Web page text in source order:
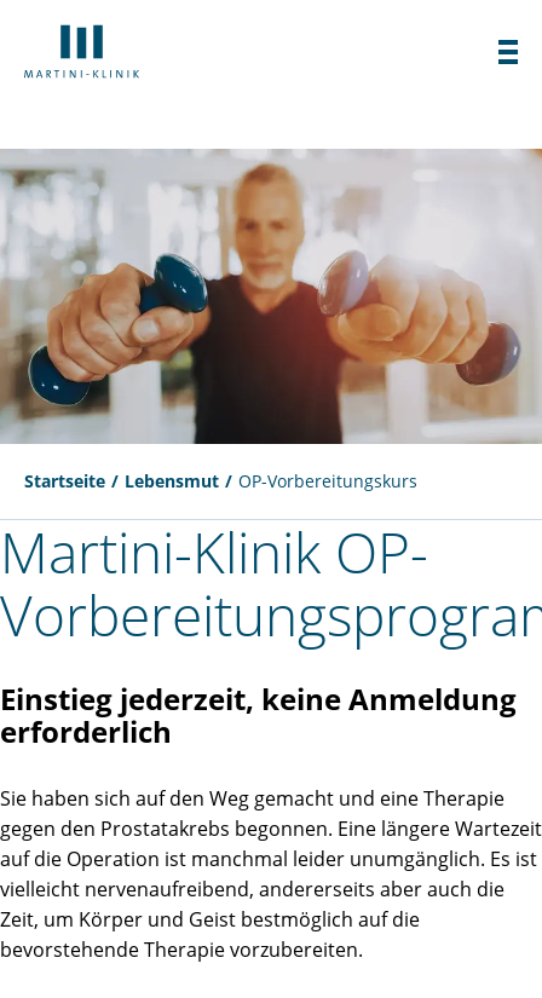
Startseite Lebensmut OP-Vorbereitungskurs
Martini-Klinik OP-
Einstieg jederzeit, keine Anmeldung
erforderlich
Sie haben sich auf den Weg gemacht und eine Therapie
gegen den Prostatakrebs begonnen. Eine längere Wartezeit
auf die Operation ist manchmal leider unumgänglich. Es ist
vielleicht nervenaufreibend, andererseits aber auch die
Zeit, um Körper und Geist bestmöglich auf die
bevorstehende Therapie vorzubereiten.